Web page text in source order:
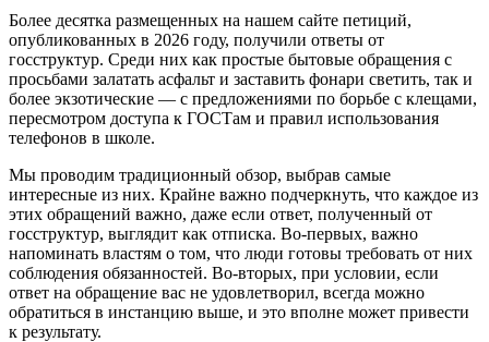
Более десятка размещенных на нашем сайте петиций,
опубликованных в 2026 году, получили ответы от
госструктур. Среди них как простые бытовые обращения с
просьбами залатать асфальт и заставить фонари светить, так и
более экзотические — с предложениями по борьбе с клещами,
пересмотром доступа к ГОСТам и правил использования
телефонов в школе.
Мы проводим традиционный обзор, выбрав самые
интересные из них. Крайне важно подчеркнуть, что каждое из
этих обращений важно, даже если ответ, полученный от
госструктур, выглядит как отписка. Во-первых, важно
напоминать властям о том, что люди готовы требовать от них
соблюдения обязанностей. Во-вторых, при условии, если
ответ на обращение вас не удовлетворил, всегда можно
обратиться в инстанцию выше, и это вполне может привести
к результату.